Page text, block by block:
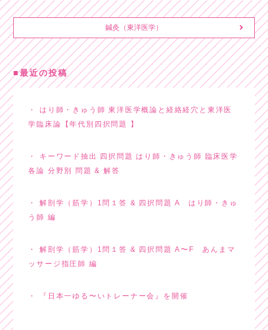
鍼灸（東洋医学）
最近の投稿
はり師・きゅう師 東洋医学概論と経絡経穴と東洋医
学臨床論【年代別四択問題 】
キーワード抽出 四択問題 はり師・きゅう師 臨床医学
各論 分野別 問題 & 解答
解剖学（筋学）1問１答 & 四択問題 A はり師・きゅ
う師 編
解剖学（筋学）1問１答 & 四択問題 A〜F あんまマ
ッサージ指圧師 編
『日本一ゆる〜いトレーナー会』を開催